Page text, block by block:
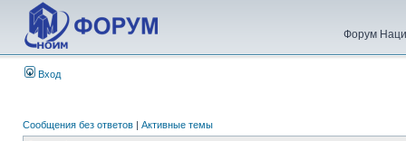
Форум
Вход
Сообщения без ответов | Активные темы